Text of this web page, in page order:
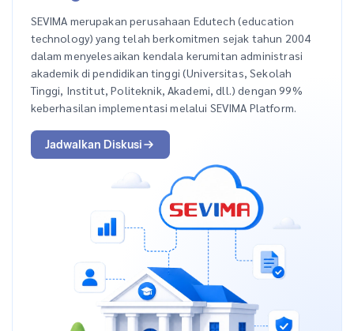
SEVIMA merupakan perusahaan Edutech (education
technology) yang telah berkomitmen sejak tahun 2004
dalam menyelesaikan kendala kerumitan administrasi
akademik di pendidikan tinggi (Universitas, Sekolah
Tinggi, Institut, Politeknik, Akademi, dll.) dengan 99%
keberhasilan implementasi melalui SEVIMA Platform.
Jadwalkan Diskusi